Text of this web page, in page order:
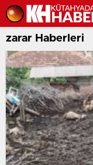
zarar Haberleri